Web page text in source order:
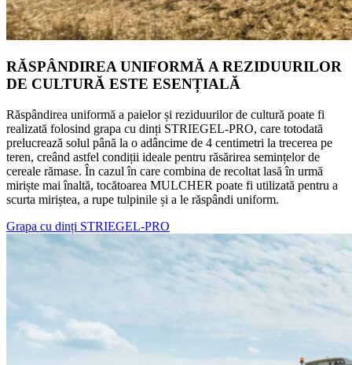
RĂSPÂNDIREA UNIFORMĂ A REZIDUURILOR
DE CULTURĂ ESTE ESENȚIALĂ
Răspândirea uniformă a paielor și reziduurilor de cultură poate fi
realizată folosind grapa cu dinți STRIEGEL-PRO, care totodată
prelucrează solul până la o adâncime de 4 centimetri la trecerea pe
teren, creând astfel condiții ideale pentru răsărirea semințelor de
cereale rămase. În cazul în care combina de recoltat lasă în urmă
miriște mai înaltă, tocătoarea MULCHER poate fi utilizată pentru a
scurta miriștea, a rupe tulpinile și a le răspândi uniform.
Grapa cu dinți STRIEGEL-PRO